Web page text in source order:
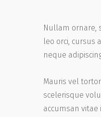
Nullam ornare,
leo orci, cursus
neque
Mauris vel
scelerisque
accumsan